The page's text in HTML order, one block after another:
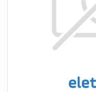
intéressante."Données
passante: 15-30000
Impédance de
conversion: 10:1,
148 x 50 x 130 mm,